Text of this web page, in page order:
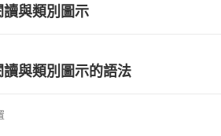
與類別圖示
與類別圖示的語法